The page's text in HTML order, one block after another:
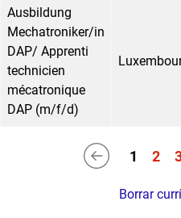
Ausbildung
Mechatroniker/in
DAP/ Apprenti
technicien
mécatronique
DAP (m/f/d)
1 2
Borrar